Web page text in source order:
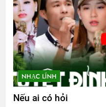
NHẠC LÍNH
Nếu ai có hỏi